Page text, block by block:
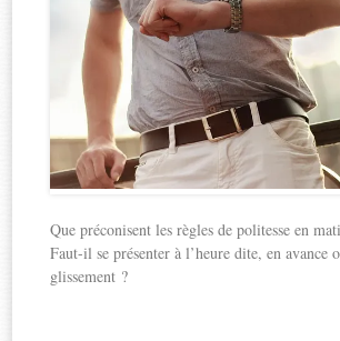
Que préconisent les règles de politesse en
Faut-il se présenter à l’heure dite, en avance
glissement ?